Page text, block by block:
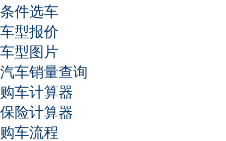
条件选车
车型报价
车型图片
汽车销量查询
购车计算器
保险计算器
购车流程